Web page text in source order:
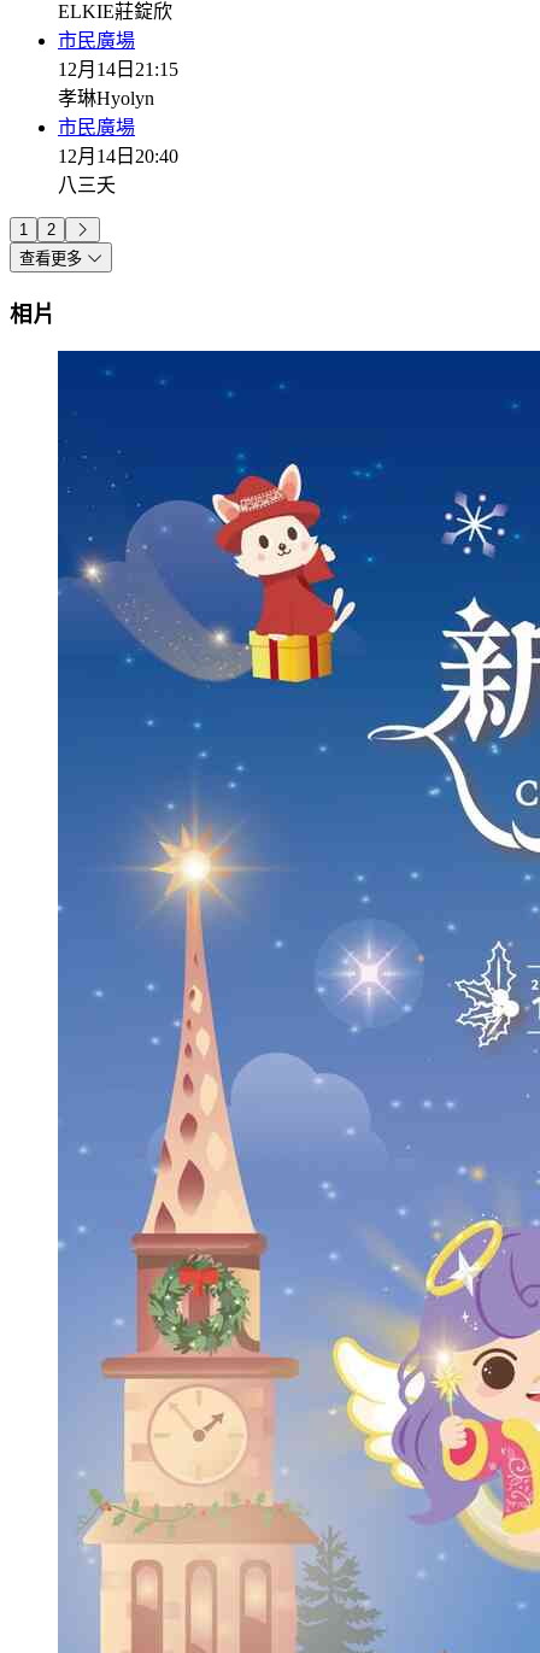
ELKIE莊錠欣
市民廣場
12月14日 21:15
孝琳Hyolyn
市民廣場
12月14日 20:40
八三夭
1
2
查看更多
相片